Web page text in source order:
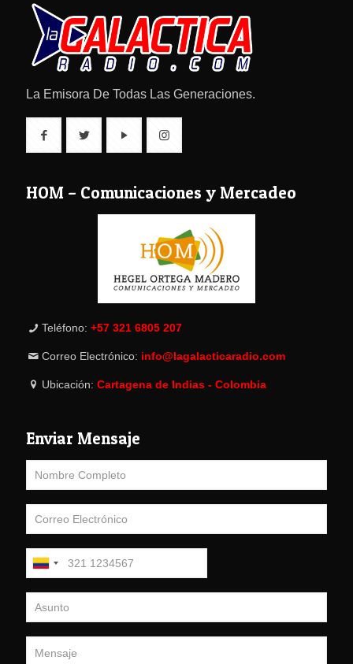
La Emisora De Todas Las Generaciones.
HOM – Comunicaciones y Mercadeo
Teléfono: +57 321 6805 207
Correo Electrónico: info@lagalacticaradio.com
Ubicación: Cartagena de Indias - Colombia
Enviar Mensaje